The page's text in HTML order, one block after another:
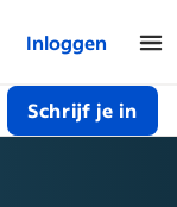
Inloggen
Schrijf je in